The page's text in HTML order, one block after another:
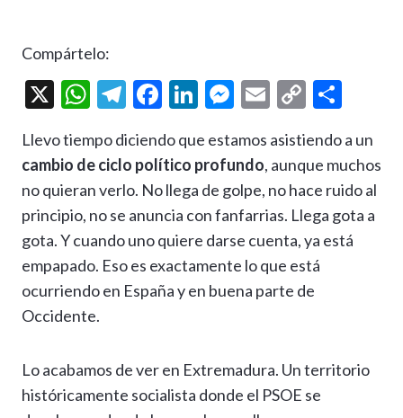
Compártelo:
X
W
at
s
A
p
p
T
e
gr
a
m
F
e
b
o
o
k
Li
ke
dI
n
M
se
n
g
er
E
ai
l
C
p
y
Li
n
k
m
p
ar
ti
Llevo tiempo diciendo que estamos asistiendo a un
cambio de ciclo político profundo, aunque muchos
no quieran verlo. No llega de golpe, no hace ruido al
principio, no se anuncia con fanfarrias. Llega gota a
gota. Y cuando uno quiere darse cuenta, ya está
empapado. Eso es exactamente lo que está
ocurriendo en España y en buena parte de
Occidente.
Lo acabamos de ver en Extremadura. Un territorio
históricamente socialista donde el PSOE se